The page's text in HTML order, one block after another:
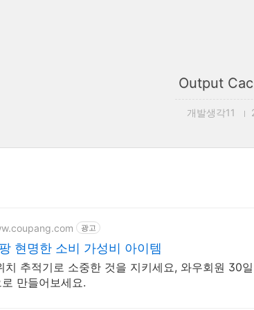
Output
개발생각11
광고
현명한 소비 가성비 아이템
치 추적기로 소중한 것을 지키세요, 와우회원 30
만들어보세요.